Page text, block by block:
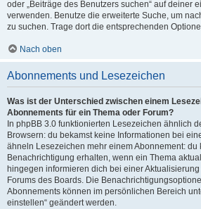
oder „Beiträge des Benutzers suchen“ auf deiner
verwenden. Benutze die erweiterte Suche, um
zu suchen. Trage dort die entsprechenden
Nach oben
Abonnements und Lesezeichen
Was ist der Unterschied zwischen einem
Abonnements für ein Thema oder Forum?
In phpBB 3.0 funktionierten Lesezeichen ähnlich
Browsern: du bekamst keine Informationen bei
ähneln Lesezeichen mehr einem Abonnement: du
Benachrichtigung erhalten, wenn ein Thema
hingegen informieren dich bei einer
Forums des Boards. Die
Abonnements können im persönlichen Bereich
einstellen“ geändert werden.